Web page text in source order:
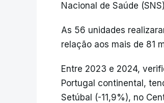
Nacional de Saúde
As 56 unidades
relação aos mais de 81
Entre 2023 e 2024,
Portugal continental,
Setúbal (-11,9%), no